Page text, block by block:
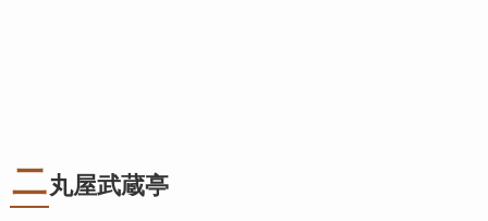
二丸屋武蔵亭